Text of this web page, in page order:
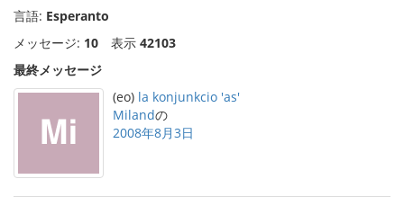
言語: Esperanto
メッセージ: 10 表示 42103
最終メッセージ
(eo) la konjunkcio 'as'
Milandの
2008年8月3日